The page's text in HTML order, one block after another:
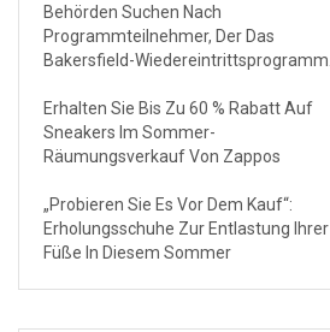
Behörden Suchen Nach
Programmteilnehmer, Der Das
Bakersfield-Wiedereintrittsprogramm
Erhalten Sie Bis Zu 60 % Rabatt Auf
Sneakers Im Sommer-
Räumungsverkauf Von Zappos
„Probieren Sie Es Vor Dem Kauf“:
Erholungsschuhe Zur Entlastung Ihrer
Füße In Diesem Sommer